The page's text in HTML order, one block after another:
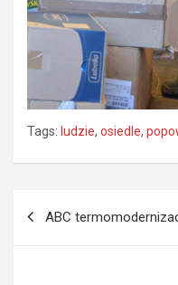
Tags: ludzie, osiedle,
ABC